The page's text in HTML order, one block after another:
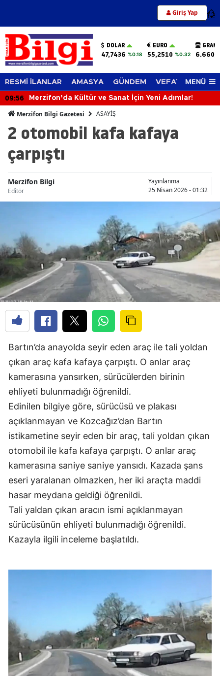
Giriş Yap 12
DOLAR
47,7436 %0.18
EURO
55,2510 %0.32
RESMİ İLANLAR AMASYA GÜNDEM VEFAT EDENLER
MENÜ
09:56 Merzifon’da Kültür ve Sanat İçin Yeni Adımlar!
Merzifon Bilgi Gazetesi ASAYİŞ
2 otomobil kafa kafaya
çarpıştı
Merzifon Bilgi
Editör
Yayınlanma
25 Nisan 2026 - 01:32
Bartın’da anayolda seyir eden araç ile tali yoldan
çıkan araç kafa kafaya çarpıştı. O anlar araç
kamerasına yansırken, sürücülerden birinin
ehliyeti bulunmadığı öğrenildi.
Edinilen bilgiye göre, sürücüsü ve plakası
açıklanmayan ve Kozcağız’dan Bartın
istikametine seyir eden bir araç, tali yoldan çıkan
otomobil ile kafa kafaya çarpıştı. O anlar araç
kamerasına saniye saniye yansıdı. Kazada şans
eseri yaralanan olmazken, her iki araçta maddi
hasar meydana geldiği öğrenildi.
Tali yaldan çıkan aracın ismi açıklanmayan
sürücüsünün ehliyeti bulunmadığı öğrenildi.
Kazayla ilgili inceleme başlatıldı.